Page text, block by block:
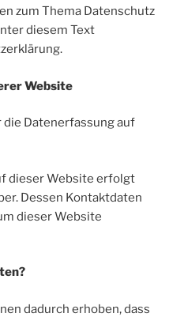
zum Thema Datenschutz
diesem Text
Website
Datenerfassung auf
dieser Website erfolgt
Dessen Kontaktdaten
dieser Website
dadurch erhoben, dass